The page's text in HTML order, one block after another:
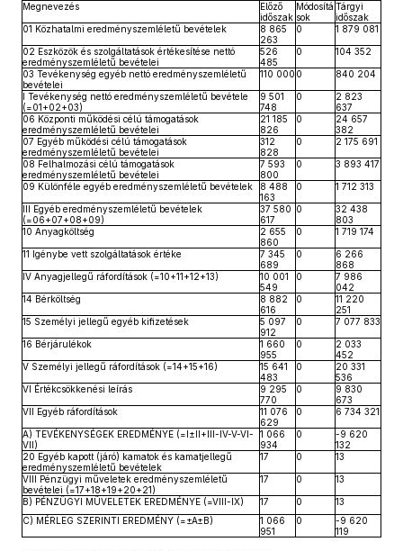
Megnevezés
Előző
időszak
Módosítá
sok
Tárgyi
időszak
01 Közhatalmi eredményszemléletű bevételek
8 865
263
0 1 879 081
02 Eszközök és szolgáltatások értékesítése nettó
eredményszemléletű bevételei
526
485
0 104 352
03 Tevékenység egyéb nettó eredményszemléletű
bevételei
110 000 0 840 204
I Tevékenység nettó eredményszemléletű bevétele
(=01+02+03)
9 501
748
0
2 823
637
06 Központi működési célú támogatások
eredményszemléletű bevételei
21 185
826
0
24 657
382
07 Egyéb működési célú támogatások
eredményszemléletű bevételei
312
828
0 2 175 691
08 Felhalmozási célú támogatások
eredményszemléletű bevételei
7 593
800
0 3 893 417
09 Különféle egyéb eredményszemléletű bevételek
8 488
163
0 1 712 313
III Egyéb eredményszemléletű bevételek
(=06+07+08+09)
37 580
617
0
32 438
803
10 Anyagköltség
2 655
860
0 1 719 174
11 Igénybe vett szolgáltatások értéke
7 345
689
0
6 266
868
IV Anyagjellegű ráfordítások (=10+11+12+13)
10 001
549
0
7 986
042
14 Bérköltség
8 882
616
0
11 220
251
15 Személyi jellegű egyéb kifizetések
5 097
912
0 7 077 833
16 Bérjárulékok
1 660
955
0
2 033
452
V Személyi jellegű ráfordítások (=14+15+16)
15 641
483
0
20 331
536
VI Értékcsökkenési leírás
9 295
770
0
9 830
673
VII Egyéb ráfordítások
11 076
629
0 6 734 321
A) TEVÉKENYSÉGEK EREDMÉNYE (=I±II+III-IV-V-VI-
VII)
1 066
934
0
-9 620
132
20 Egyéb kapott (járó) kamatok és kamatjellegű
eredményszemléletű bevételek
17 0 13
VIII Pénzügyi műveletek eredményszemléletű
bevételei (=17+18+19+20+21)
17 0 13
B) PÉNZÜGYI MŰVELETEK EREDMÉNYE (=VIII-IX) 17 0
13
C) MÉRLEG SZERINTI EREDMÉNY (=±A±B)
1 066
951
0
-9 620
119